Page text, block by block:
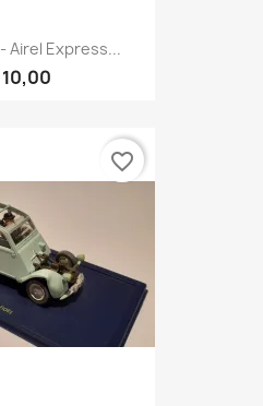
Airel Express...
favorite_border